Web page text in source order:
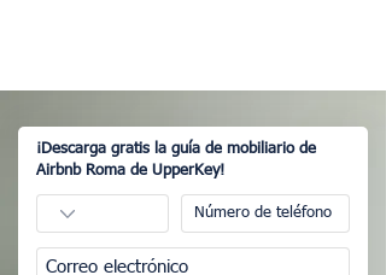
¡Descarga gratis la guía de mobiliario de
Airbnb Roma de UpperKey!